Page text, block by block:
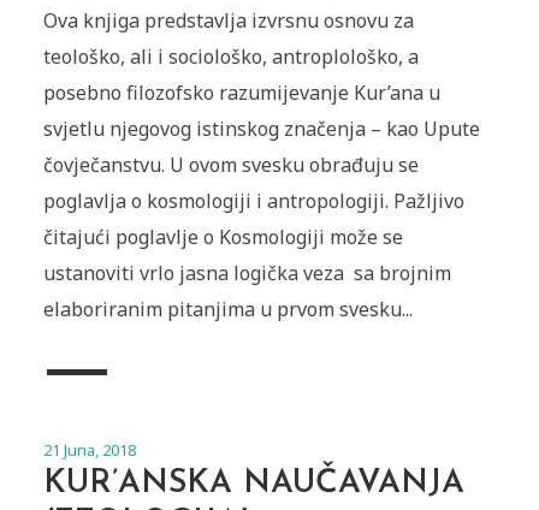
Ova knjiga predstavlja izvrsnu osnovu za
teološko, ali i sociološko, antroplološko, a
posebno filozofsko razumijevanje Kur’ana u
svjetlu njegovog istinskog značenja – kao Upute
čovječanstvu. U ovom svesku obrađuju se
poglavlja o kosmologiji i antropologiji. Pažljivo
čitajući poglavlje o Kosmologiji može se
ustanoviti vrlo jasna logička veza sa brojnim
elaboriranim pitanjima u prvom svesku...
21 Juna, 2018
KUR’ANSKA NAUČAVANJA